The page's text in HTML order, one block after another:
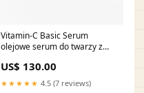
Vitamin-C Basic Serum
olejowe serum do twarzy z
Nourishing Secrets Detox
Ritual
US$ 130.00
★★★★★ 4.5 (7 reviews)